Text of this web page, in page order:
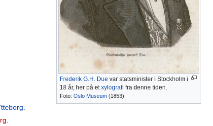
Frederik G.H. Due var statsminister i Stockholm i
18 år, her på etxylografi fra denne tiden.
Foto: Oslo Museum (1853).